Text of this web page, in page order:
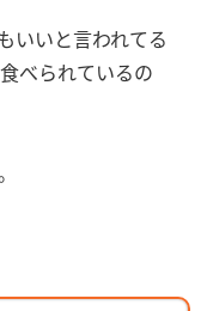
いいと言われてる
べられているの